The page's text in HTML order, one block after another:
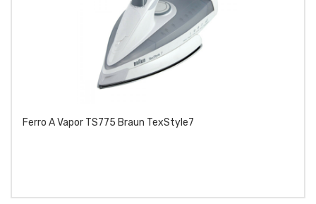
Ferro A Vapor TS775 Braun TexStyle7